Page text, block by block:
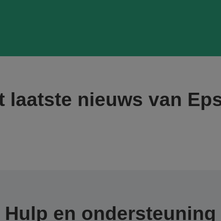
laatste nieuws van
Hulp en ondersteuning